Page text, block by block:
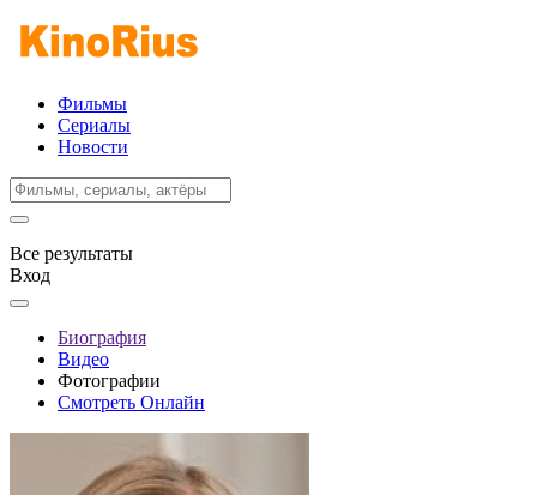
Фильмы
Сериалы
Новости
Все результаты
Вход
Биография
Видео
Фотографии
Смотреть Онлайн